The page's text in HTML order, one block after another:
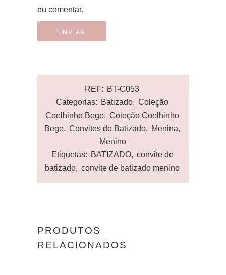
eu comentar.
REF: BT-C053
Categorias: Batizado, Coleção
Coelhinho Bege, Coleção Coelhinho
Bege, Convites de Batizado, Menina,
Menino
Etiquetas: BATIZADO, convite de
batizado, convite de batizado menino
PRODUTOS
RELACIONADOS